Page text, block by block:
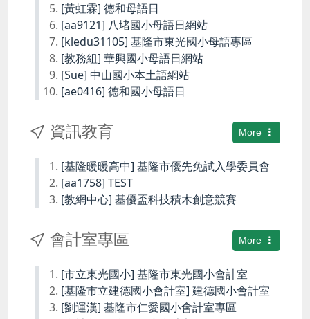
[黃虹霖] 德和母語日
[aa9121] 八堵國小母語日網站
[kledu31105] 基隆市東光國小母語專區
[教務組] 華興國小母語日網站
[Sue] 中山國小本土語網站
[ae0416] 德和國小母語日
More
資訊教育
[基隆暖暖高中] 基隆市優先免試入學委員會
[aa1758] TEST
[教網中心] 基優盃科技積木創意競賽
More
會計室專區
[市立東光國小] 基隆市東光國小會計室
[基隆市立建德國小會計室] 建德國小會計室
[劉運漢] 基隆市仁愛國小會計室專區